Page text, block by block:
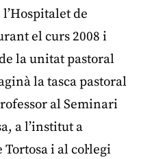
de
el curs 2008 i
la unitat pastoral
la tasca pastoral
al Seminari
a l’institut a
i al col·legi